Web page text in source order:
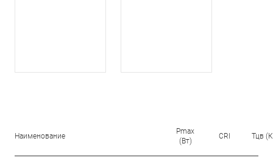
Наименование
Pmax
(Вт)
CRI Тцв